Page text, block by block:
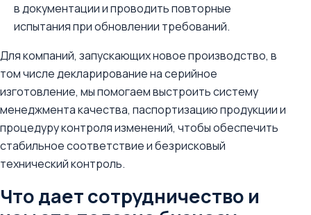
в документации и проводить повторные
испытания при обновлении требований.
Для компаний, запускающих новое производство, в
том числе декларирование на серийное
изготовление, мы помогаем выстроить систему
менеджмента качества, паспортизацию продукции и
процедуру контроля изменений, чтобы обеспечить
стабильное соответствие и безрисковый
технический контроль.
Что дает сотрудничество и